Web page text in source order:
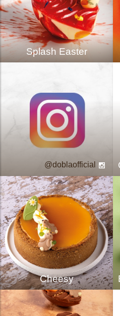
Splash Easter
doblaofficial
Cheesy